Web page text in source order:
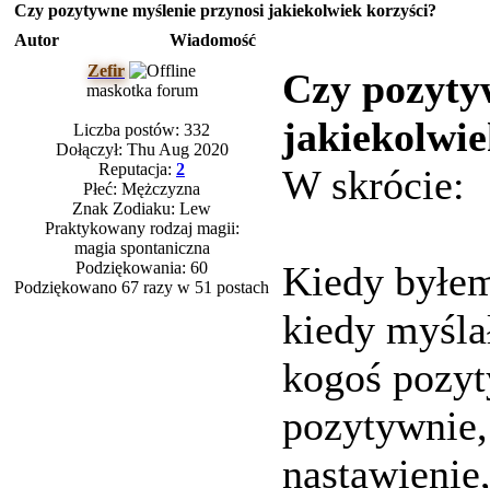
Czy pozytywne myślenie przynosi jakiekolwiek korzyści?
Autor
Wiadomość
Zefir
maskotka forum
Liczba postów: 332
Dołączył: Thu Aug 2020
Reputacja: 2
Płeć: Mężczyzna
Znak Zodiaku: Lew
Praktykowany rodzaj magii:
magia spontaniczna
Podziękowania: 60
Podziękowano 67 razy w 51 postach
Czy
W skrócie:
Kiedy
kiedy
kogoś